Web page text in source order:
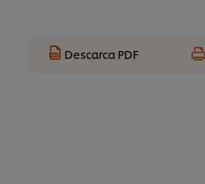
Descarca PDF